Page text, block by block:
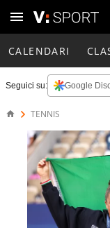
CALENDARI
Seguici su: Google
TENNIS